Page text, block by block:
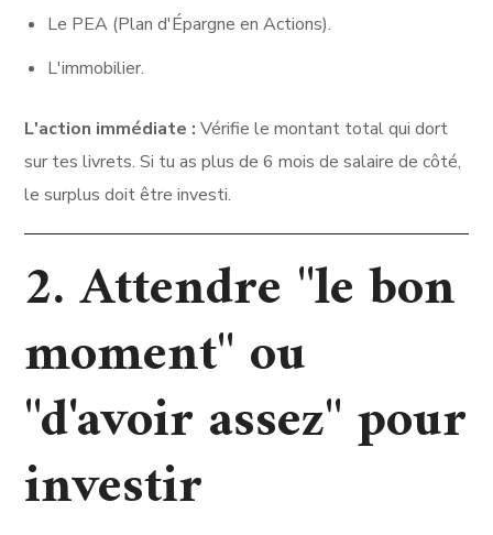
Le PEA (Plan d'Épargne en Actions).
L'immobilier.
L'action immédiate : Vérifie le montant total qui dort
sur tes livrets. Si tu as plus de 6 mois de salaire de côté,
le surplus doit être investi.
2. Attendre "le bon
moment" ou
"d'avoir assez" pour
investir